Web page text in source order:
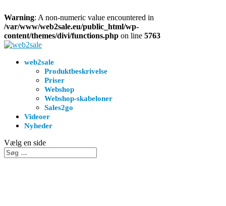
Warning: A non-numeric value encountered in
/var/www/web2sale.eu/public_html/wp-
content/themes/divi/functions.php on line 5763
web2sale
Produktbeskrivelse
Priser
Webshop
Webshop-skabeloner
Sales2go
Videoer
Nyheder
Vælg en side